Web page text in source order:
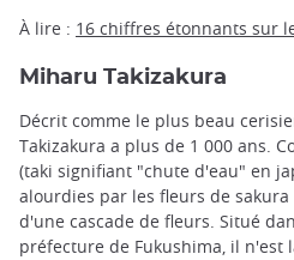
À lire : 16 chiffres étonnants sur
Miharu Takizakura
Décrit comme le plus beau
Takizakura a plus de 1 000 ans.
(taki signifiant "chute d'eau" en
alourdies par les fleurs de
d'une cascade de fleurs. Situé
préfecture de Fukushima, il n'est